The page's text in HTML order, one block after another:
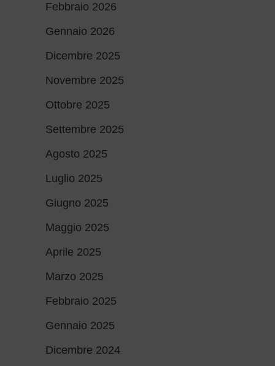
Febbraio 2026
Gennaio 2026
Dicembre 2025
Novembre 2025
Ottobre 2025
Settembre 2025
Agosto 2025
Luglio 2025
Giugno 2025
Maggio 2025
Aprile 2025
Marzo 2025
Febbraio 2025
Gennaio 2025
Dicembre 2024